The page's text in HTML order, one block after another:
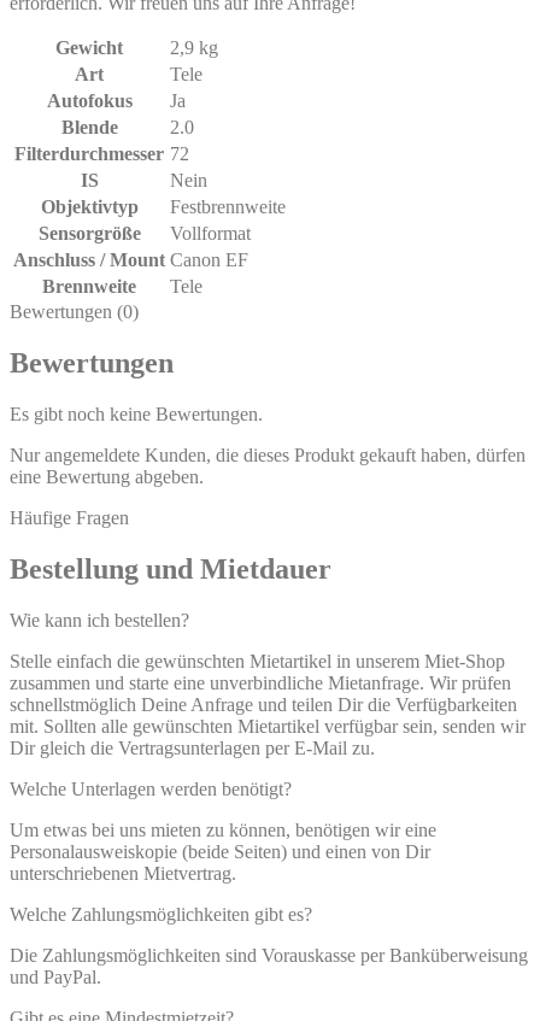
Gewicht
2,9 kg
Art
Tele
Autofokus
Ja
Blende
2.0
Filterdurchmesser 72
IS
Nein
Objektivtyp
Festbrennweite
Sensorgröße
Vollformat
Anschluss / Mount Canon EF
Brennweite
Tele
Bewertungen (0)
Bewertungen
Es gibt noch keine Bewertungen.
Nur angemeldete Kunden, die dieses Produkt gekauft haben, dürfen
eine Bewertung abgeben.
Häufige Fragen
Bestellung und Mietdauer
Wie kann ich bestellen?
Stelle einfach die gewünschten Mietartikel in unserem Miet-Shop
zusammen und starte eine unverbindliche Mietanfrage. Wir prüfen
schnellstmöglich Deine Anfrage und teilen Dir die Verfügbarkeiten
mit. Sollten alle gewünschten Mietartikel verfügbar sein, senden wir
Dir gleich die Vertragsunterlagen per E-Mail zu.
Welche Unterlagen werden benötigt?
Um etwas bei uns mieten zu können, benötigen wir eine
Personalausweiskopie (beide Seiten) und einen von Dir
unterschriebenen Mietvertrag.
Welche Zahlungsmöglichkeiten gibt es?
Die Zahlungsmöglichkeiten sind Vorauskasse per Banküberweisung
und PayPal.